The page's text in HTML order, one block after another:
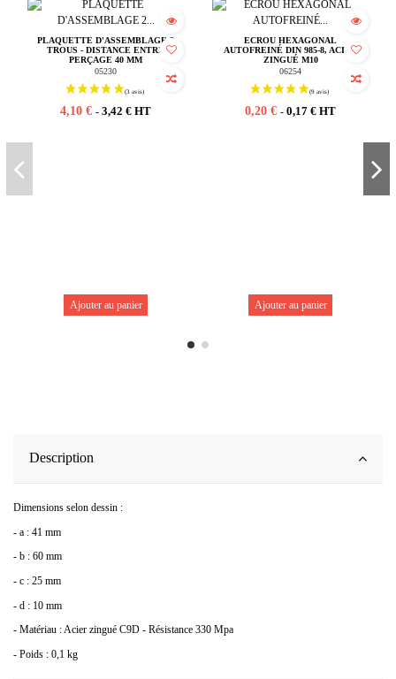
PLAQUETTE D'ASSEMBLAGE 2
TROUS - DISTANCE ENTRE
PERÇAGE 40 MM
05230
4,10 € - 3,42 € HT
Ajouter au panier
ECROU HEXAGONAL
AUTOFREINÉ DIN 985-8, ACIER
ZINGUÉ M10
06254
0,20 € - 0,17 € HT
Ajouter au panier
Description
Dimensions selon dessin :
- a : 41 mm
- b : 60 mm
- c : 25 mm
- d : 10 mm
- Matériau : Acier zingué C9D - Résistance 330 Mpa
- Poids : 0,1 kg